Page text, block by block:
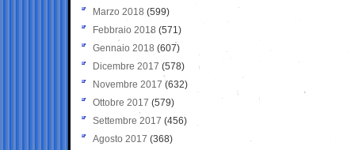
Marzo 2018 (599)
Febbraio 2018 (571)
Gennaio 2018 (607)
Dicembre 2017 (578)
Novembre 2017 (632)
Ottobre 2017 (579)
Settembre 2017 (456)
Agosto 2017 (368)